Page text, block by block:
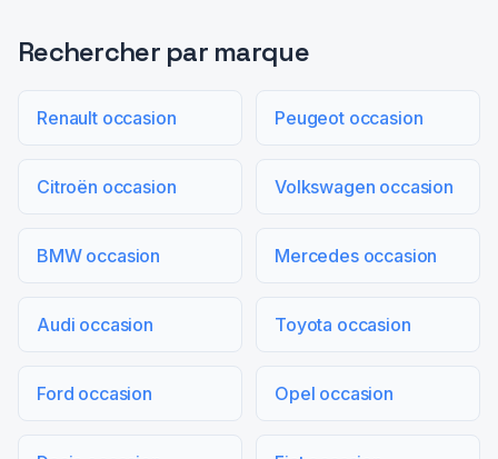
Rechercher par marque
Renault occasion Peugeot occasion
Citroën occasion Volkswagen occasion
BMW occasion Mercedes occasion
Audi occasion Toyota occasion
Ford occasion Opel occasion